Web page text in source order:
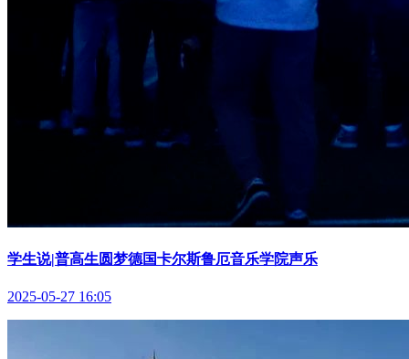
学生说|普高生圆梦德国卡尔斯鲁厄音乐学院声乐
2025-05-27 16:05